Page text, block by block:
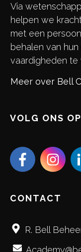
Via
helpen we
met een
behalen van
vaardigheden te
Meer over Bell
VOLG ONS
CONTACT
R. Bell